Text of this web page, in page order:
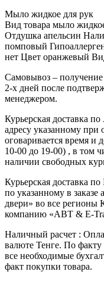
Мыло жидкое для рук
Вид товара мыло
Отдушка апельсин
помповый
нет Цвет оранжевый
Самовывоз –
2-х дней после
менеджером.
Курьерская доставка
адресу указанному при
оговаривается время и
10-00 до 19-00) , в том
наличии свободных
Курьерская доставка по
по указанному в
двери» во все регионы
компанию «ABT & E-
Наличный расчет :
валюте Тенге. По
все необходимые
факт покупки товара.